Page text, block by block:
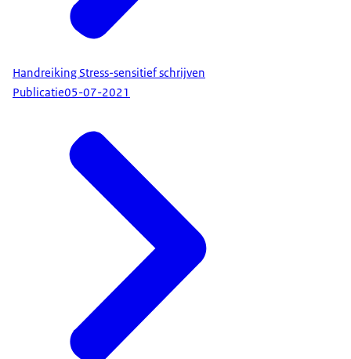
Handreiking Stress-sensitief schrijven
Publicatie05-07-2021